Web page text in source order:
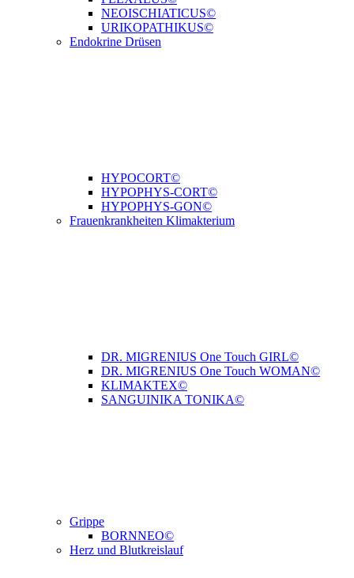
NEOISCHIATICUS©
URIKOPATHIKUS©
Endokrine Drüsen
HYPOCORT©
HYPOPHYS-CORT©
HYPOPHYS-GON©
Frauenkrankheiten Klimakterium
DR. MIGRENIUS One Touch GIRL©
DR. MIGRENIUS One Touch WOMAN©
KLIMAKTEX©
SANGUINIKA TONIKA©
Grippe
BORNNEO©
Herz und Blutkreislauf